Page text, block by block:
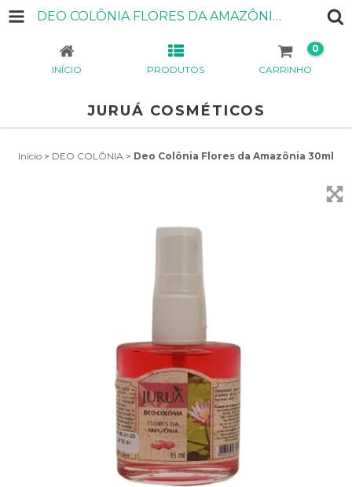
DEO COLÔNIA FLORES DA AMAZÔNIA 30ML
INÍCIO PRODUTOS CARRINHO
0
JURUÁ COSMÉTICOS
Início > DEO COLÔNIA > Deo Colônia Flores da Amazônia 30ml